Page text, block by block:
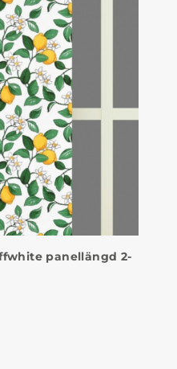
panellängd 2-